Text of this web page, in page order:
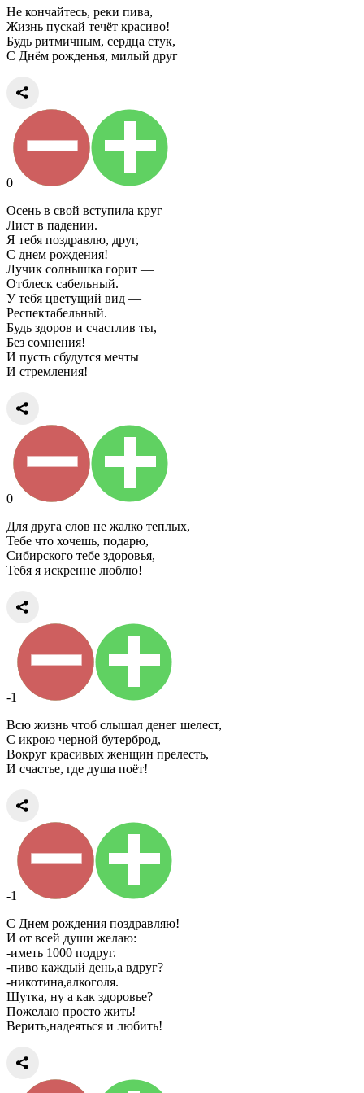
Не кончайтесь, реки пива,
Жизнь пускай течёт красиво!
Будь ритмичным, сердца стук,
С Днём рожденья, милый друг
0
Осень в свой вступила круг —
Лист в падении.
Я тебя поздравлю, друг,
С днем рождения!
Лучик солнышка горит —
Отблеск сабельный.
У тебя цветущий вид —
Респектабельный.
Будь здоров и счастлив ты,
Без сомнения!
И пусть сбудутся мечты
И стремления!
0
Для друга слов не жалко теплых,
Тебе что хочешь, подарю,
Сибирского тебе здоровья,
Тебя я искренне люблю!
-1
Всю жизнь чтоб слышал денег шелест,
С икрою черной бутерброд,
Вокруг красивых женщин прелесть,
И счастье, где душа поёт!
-1
С Днем рождения поздравляю!
И от всей души желаю:
-иметь 1000 подруг.
-пиво каждый день,а вдруг?
-никотина,алкоголя.
Шутка, ну а как здоровье?
Пожелаю просто жить!
Верить,надеяться и любить!